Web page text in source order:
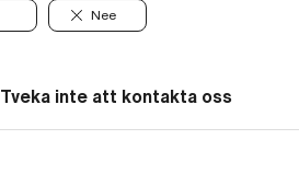
Nee
Tveka inte att kontakta oss